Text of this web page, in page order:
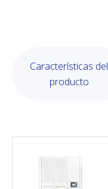
Características del
producto